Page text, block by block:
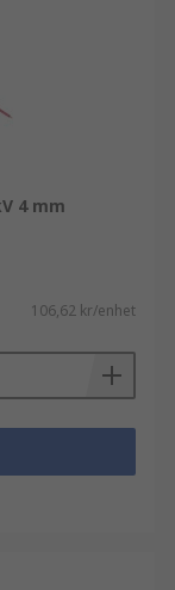
4 mm
106,62 kr/enhet